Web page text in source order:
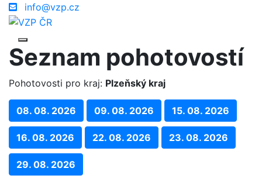
info@vzp.cz
Seznam pohotovostí
Pohotovosti pro kraj: Plzeňský kraj
08. 08. 2026 09. 08. 2026 15. 08. 2026
16. 08. 2026 22. 08. 2026 23. 08. 2026
29. 08. 2026